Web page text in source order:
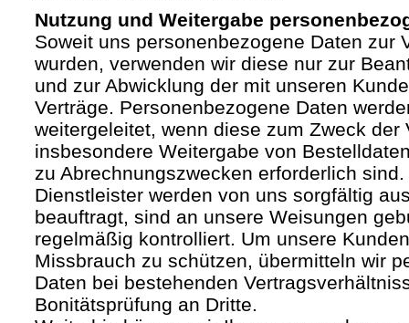
Nutzung und Weitergabe
Soweit uns personenbezogene Daten zur
wurden, verwenden wir diese nur zur
und zur Abwicklung der mit unseren
Verträge. Personenbezogene Daten
weitergeleitet, wenn diese zum Zweck der
insbesondere Weitergabe von
zu Abrechnungszwecken erforderlich
Dienstleister werden von uns sorgfältig
beauftragt, sind an unsere Weisungen
regelmäßig kontrolliert. Um unsere
Missbrauch zu schützen, übermitteln wir
Daten bei bestehenden
Bonitätsprüfung an Dritte.